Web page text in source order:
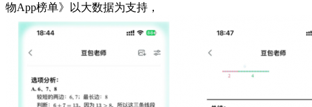
物App榜单》以大数据为支持，